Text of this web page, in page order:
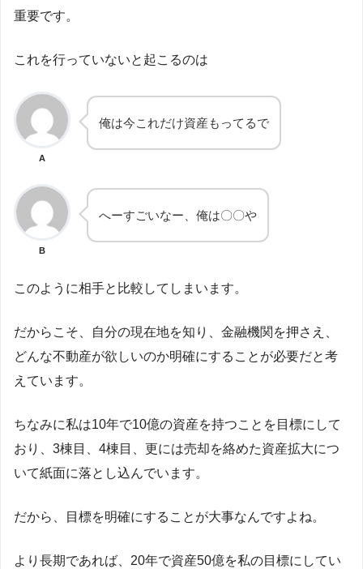
重要です。
これを行っていないと起こるのは
A
俺は今これだけ資産もってるで
B
へーすごいなー、俺は〇〇や
このように相手と比較してしまいます。
だからこそ、自分の現在地を知り、金融機関を押さえ、
どんな不動産が欲しいのか明確にすることが必要だと考
えています。
ちなみに私は10年で10億の資産を持つことを目標にして
おり、3棟目、4棟目、更には売却を絡めた資産拡大につ
いて紙面に落とし込んでいます。
だから、目標を明確にすることが大事なんですよね。
より長期であれば、20年で資産50億を私の目標にしてい